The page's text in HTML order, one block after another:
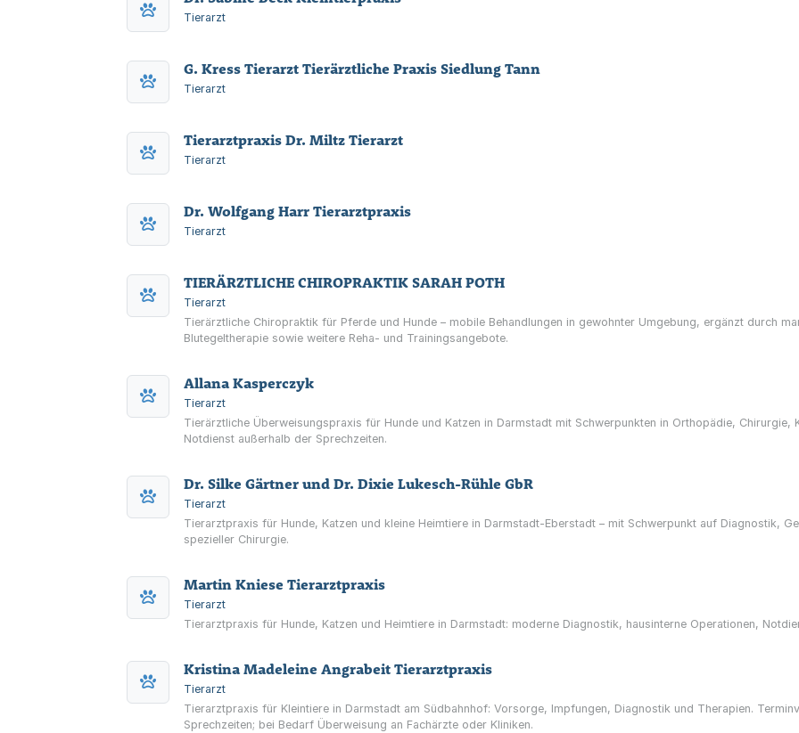
Tierarzt
G. Kress Tierarzt Tierärztliche Praxis Siedlung Tann
Tierarzt
Tierarztpraxis Dr. Miltz Tierarzt
Tierarzt
Dr. Wolfgang Harr Tierarztpraxis
Tierarzt
TIERÄRZTLICHE CHIROPRAKTIK SARAH POTH
Tierarzt
Tierärztliche Chiropraktik für Pferde und Hunde – mobile Behandlungen in gewohnter Umgebung, ergänzt durch
Blutegeltherapie sowie weitere Reha- und Trainingsangebote.
Allana Kasperczyk
Tierarzt
Tierärztliche Überweisungspraxis für Hunde und Katzen in Darmstadt mit Schwerpunkten in Orthopädie, Chirurgie,
Notdienst außerhalb der Sprechzeiten.
Dr. Silke Gärtner und Dr. Dixie Lukesch-Rühle GbR
Tierarzt
Tierarztpraxis für Hunde, Katzen und kleine Heimtiere in Darmstadt-Eberstadt – mit Schwerpunkt auf Diagnostik,
spezieller Chirurgie.
Martin Kniese Tierarztpraxis
Tierarzt
Tierarztpraxis für Hunde, Katzen und Heimtiere in Darmstadt: moderne Diagnostik, hausinterne Operationen,
Kristina Madeleine Angrabeit Tierarztpraxis
Tierarzt
Tierarztpraxis für Kleintiere in Darmstadt am Südbahnhof: Vorsorge, Impfungen, Diagnostik und Therapien.
Sprechzeiten; bei Bedarf Überweisung an Fachärzte oder Kliniken.